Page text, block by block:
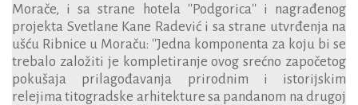
Morače, i sa strane hotela ''Podgorica'' i nagrađenog
projekta Svetlane Kane Radević i sa strane utvrđenja na
ušću Ribnice u Moraču: ''Jedna komponenta za koju bi se
trebalo založiti je kompletiranje ovog srećno započetog
pokušaja prilagođavanja prirodnim i
istorijskim
relejima titogradske arhitekture sa pandanom na drugoj